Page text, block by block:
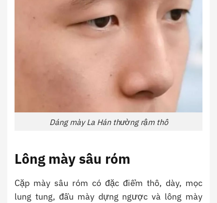
Dáng mày La Hán thường rậm thô
Lông mày sâu róm
Cặp mày sâu róm có đặc điểm thô, dày, mọc
lung tung, đầu mày dựng ngược và lông mày